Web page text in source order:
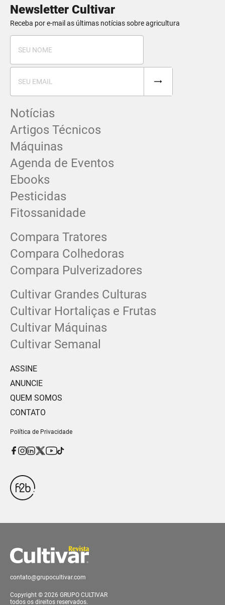
Newsletter Cultivar
Receba por e-mail as últimas notícias sobre agricultura
Notícias
Artigos Técnicos
Máquinas
Agenda de Eventos
Ebooks
Pesticidas
Fitossanidade
Compara Tratores
Compara Colhedoras
Compara Pulverizadores
Cultivar Grandes Culturas
Cultivar Hortaliças e Frutas
Cultivar Máquinas
Cultivar Semanal
ASSINE
ANUNCIE
QUEM SOMOS
CONTATO
Política de Privacidade
contato@grupocultivar.com
Copyright © 2026 GRUPO CULTIVAR
todos os direitos reservados.